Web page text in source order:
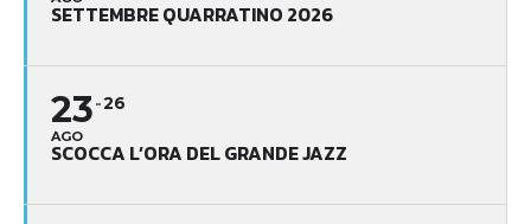
SETTEMBRE QUARRATINO 2026
23
AGO
26
SCOCCA L’ORA DEL GRANDE JAZZ